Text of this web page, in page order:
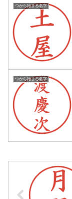
つから始まる名字
つから始まる名字